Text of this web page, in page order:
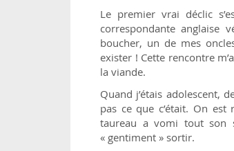
Le premier vrai déclic
correspondante anglaise
boucher, un de mes
exister ! Cette rencontre
la viande.
Quand j’étais adolescent,
pas ce que c’était. On
taureau a vomi tout son
« gentiment » sortir.